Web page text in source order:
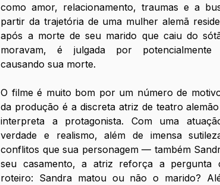
como amor, relacionamento, traumas e a
partir da trajetória de uma mulher alemã
após a morte de seu marido que caiu do
moravam, é julgada por potencialmente
causando sua morte.
O filme é muito bom por um número de
da produção é a discreta atriz de teatro
interpreta a protagonista. Com uma
verdade e realismo, além de imensa
conflitos que sua personagem — também
seu casamento, a atriz reforça a pergunta
roteiro: Sandra matou ou não o marido?